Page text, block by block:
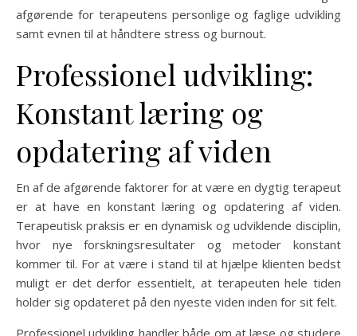
afgørende for terapeutens personlige og faglige udvikling
samt evnen til at håndtere stress og burnout.
Professionel udvikling:
Konstant læring og
opdatering af viden
En af de afgørende faktorer for at være en dygtig terapeut
er at have en konstant læring og opdatering af viden.
Terapeutisk praksis er en dynamisk og udviklende disciplin,
hvor nye forskningsresultater og metoder konstant
kommer til. For at være i stand til at hjælpe klienten bedst
muligt er det derfor essentielt, at terapeuten hele tiden
holder sig opdateret på den nyeste viden inden for sit felt.
Professionel udvikling handler både om at læse og studere